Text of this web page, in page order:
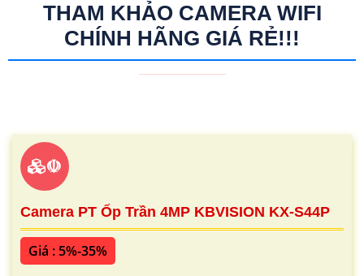
THAM KHẢO CAMERA WIFI
CHÍNH HÃNG GIÁ RẺ!!!
☫
Camera PT Ốp Trần 4MP KBVISION KX-S44P
Giá : 5%-35%